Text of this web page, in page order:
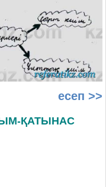
есеп >>
ҚАТЫНАС